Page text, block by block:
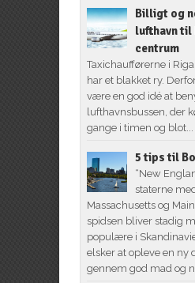
Billigt og
lufthavn til
centrum
Taxichaufførerne i
har et blakket ry.
være en god idé at
lufthavnsbussen, der
gange i timen og blot...
5 tips til
“New
staterne med
Massachusetts og
spidsen bliver stadig
populære i
elsker at opleve en ny
gennem god mad og